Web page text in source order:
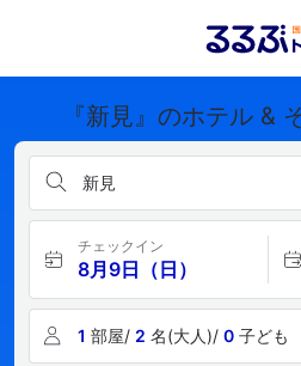
『新見』のホテル &
新見
チェックイン
8月9日（日）
1 部屋/ 2 名(大人)/ 0 子ども